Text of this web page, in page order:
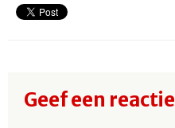
Geef een reactie